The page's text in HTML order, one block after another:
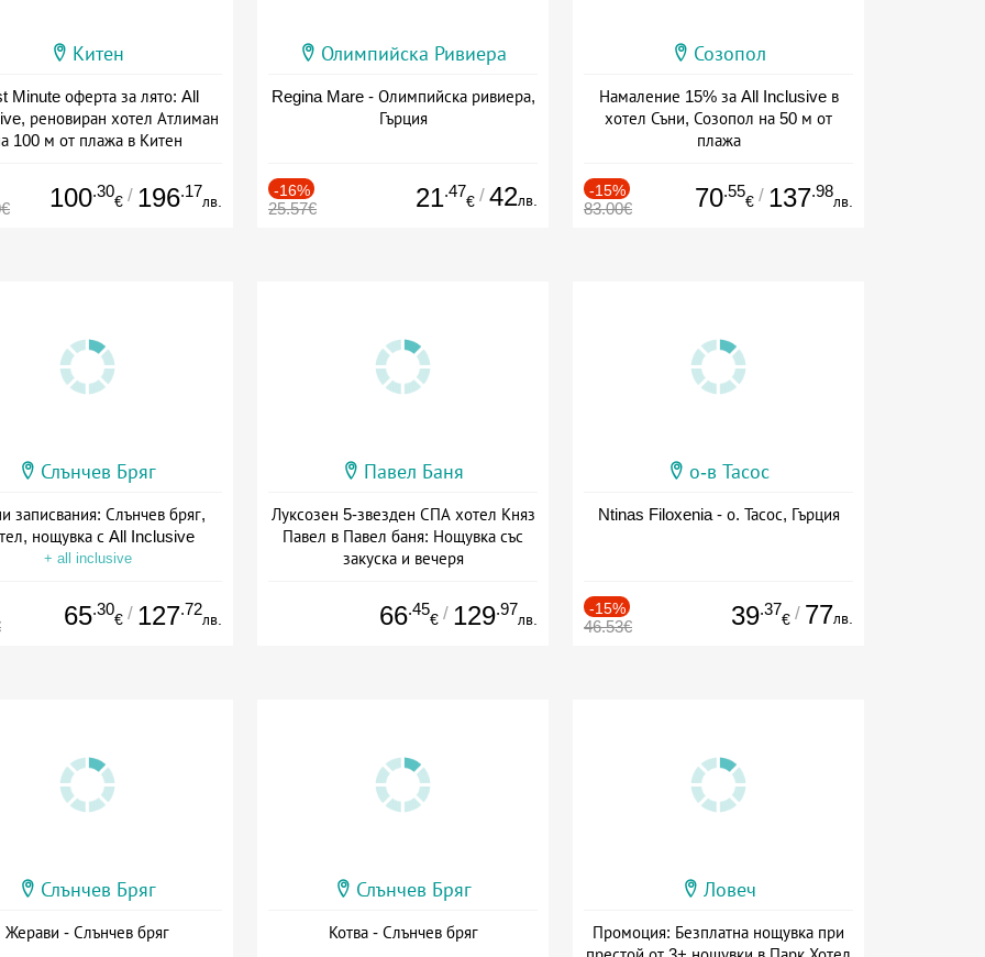
Китен
Minute оферта за лято: All
реновиран хотел Атлиман
100 м от плажа в Китен
100.30
€ / 196.17
лв.
Олимпийска Ривиера
Regina Mare - Олимпийска ривиера,
Гърция
-16%
25.57€ 21.47
€ / 42лв.
Созопол
Намаление 15% за All Inclusive в
хотел Съни, Созопол на 50 м от
плажа
-15%
83.00€ 70.55
€ / 137.98
лв.
Слънчев Бряг
записвания: Слънчев бряг,
нощувка с All Inclusive
+ all inclusive
65.30
€ / 127.72
лв.
Павел Баня
Луксозен 5-звезден СПА хотел Княз
Павел в Павел баня: Нощувка със
закуска и вечеря
66.45
€ / 129.97
лв.
о-в Тасос
Ntinas Filoxenia - о. Тасос, Гърция
-15%
46.53€ 39.37
€ / 77лв.
Слънчев Бряг
Жерави - Слънчев бряг
Слънчев Бряг
Котва - Слънчев бряг
Ловеч
Промоция: Безплатна нощувка при